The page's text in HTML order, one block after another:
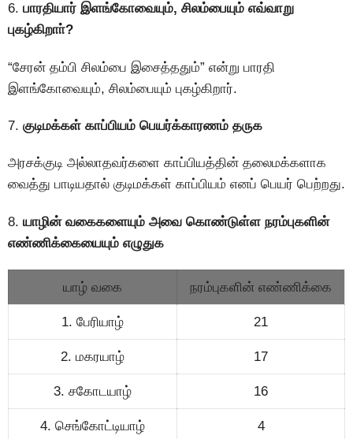
6. பாரதியார் இளங்கோவையும், சிலம்பையும் எவ்வாறு
புகழ்கிறாா்?
“சேரன் தம்பி சிலம்பை இசைத்ததும்” என்று பாரதி
இளங்கோவையும், சிலம்பையும் புகழ்கிறார்.
7. குடிமக்கள் காப்பியம் பெயர்க்காரணம் தருக
அரசக்குடி அல்லாதவர்களை காப்பியத்தின் தலைமக்களாக
வைத்து பாடியதால் குடிமக்கள் காப்பியம் எனப் பெயர் பெற்றது.
8. யாழின் வகைகளையும் அவை கொண்டுள்ள நரம்புகளின்
எண்ணிக்கையையும் எழுதுக
யாழ் வகை நரம்புகளின் எண்ணிக்கை
1. பேரியாழ் 21
2. மகரயாழ் 17
3. சகோடயாழ் 16
4. செங்கோட்டியாழ் 4